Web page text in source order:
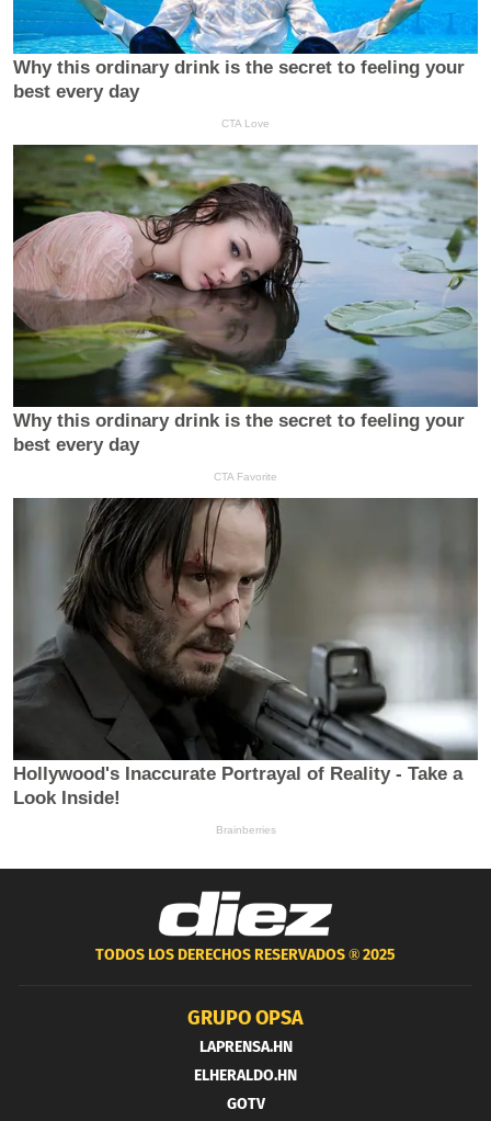
TODOS LOS DERECHOS RESERVADOS ®2025
GRUPO OPSA
LAPRENSA.HN
ELHERALDO.HN
GOTV